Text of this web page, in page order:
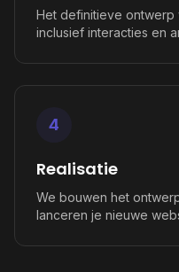
Het definitieve ontwerp
inclusief interacties en
4
Realisatie
We bouwen het
lanceren je nieuwe